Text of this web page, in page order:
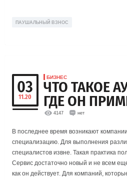
ПАУШАЛЬНЫЙ ВЗНОС
03
11.20
БИЗНЕС
ЧТО ТАКОЕ
ГДЕ ОН
4147 нет
В последнее время возникают
специализацию. Для выполнения
специалистов извне. Такая практика
Сервис достаточно новый и не всем
как он действует. Для компаний,